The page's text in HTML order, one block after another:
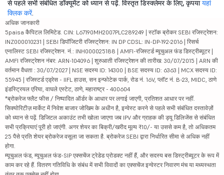
से पहले सभी संबंधित डॉक्यूमेंट को ध्यान से पढ़ें. विस्तृत डिस्क्लेमर के लिए, कृपयायहां
क्लिक करें.
अधिक जानकारी
5paisa कैपिटल लिमिटेड. CIN: L67190MH2007PLC289249 | स्टॉक ब्रोकर SEBI रजिस्ट्रेशन:
INZ000010231 | SEBI डिपॉजिटरी रजिस्ट्रेशन: IN DP CDSL: IN-DP-192-2016 | रिसर्च
एनालिस्ट SEBI रजिस्ट्रेशन. नं.: INH000025188 | AMFI-रजिस्टर्ड म्यूचुअल फंड डिस्ट्रीब्यूटर |
AMFI रजिस्ट्रेशन नंबर: ARN-104096 | शुरुआती रजिस्ट्रेशन की तारीख: 30/07/2015 | ARN की
वर्तमान वैधता : 30/07/2027 | NSE सदस्य ID: 14300 | BSE सदस्य ID: 6363 | MCX सदस्य ID:
55945 | रजिस्टर्ड एड्रेस - IIFL हाउस, सन इन्फोटेक पार्क, रोड नं. 16V, प्लॉट नं. B-23, MIDC, ठाणे
इंडस्ट्रियल एरिया, वाघले एस्टेट, ठाणे, महाराष्ट्र - 400604
*ब्रोकरेज फ्लैट फीस / निष्पादित ऑर्डर के आधार पर लगाई जाएगी, प्रतिशत आधार पर नहीं.
सिक्योरिटीज़ मार्केट में निवेश बाजार जोखिम के अधीन है, इन्वेस्ट करने से पहले सभी संबंधित दस्तावेज़ों
को ध्यान से पढ़ें. डिजिटल अकाउंट तभी खोला जाएगा जब IPV और ग्राहक की ड्यू डिलिजेंस से संबंधित
सभी प्रक्रियाएं पूरी हो जाएंगी. अगर शेयर का बिक्री/खरीद मूल्य ₹10/- या उससे कम है, तो अधिकतम
25 पैसे प्रति शेयर ब्रोकरेज वसूला जा सकता है. ब्रोकरेज SEBI द्वारा निर्धारित सीमा से अधिक नहीं
होगा.
म्यूचुअल फंड, म्यूचुअल फंड-SIP एक्सचेंज ट्रेडेड प्रोडक्ट नहीं हैं, और सदस्य बस डिस्ट्रीब्यूटर के रूप में
काम कर रहे हैं. वितरण गतिविधि के संबंध में सभी विवादों का एक्सचेंज इन्वेस्टर निवारण मंच या मध्यस्थता